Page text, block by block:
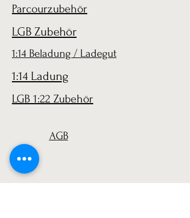
Parcourzubehör
LGB Zubehör
1:14 Beladung / Ladegut
1:14 Ladung
LGB 1:22 Zubehör
AGB